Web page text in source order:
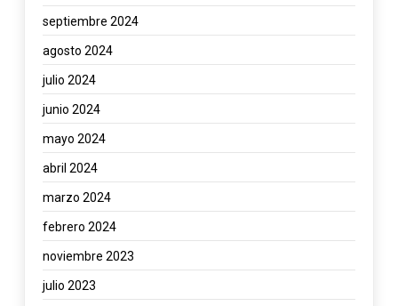
septiembre 2024
agosto 2024
julio 2024
junio 2024
mayo 2024
abril 2024
marzo 2024
febrero 2024
noviembre 2023
julio 2023